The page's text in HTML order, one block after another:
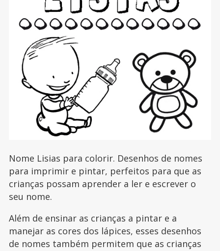
Nome Lisias para colorir. Desenhos de nomes
para imprimir e pintar, perfeitos para que as
crianças possam aprender a ler e escrever o
seu nome.
Além de ensinar as crianças a pintar e a
manejar as cores dos lápices, esses desenhos
de nomes também permitem que as crianças